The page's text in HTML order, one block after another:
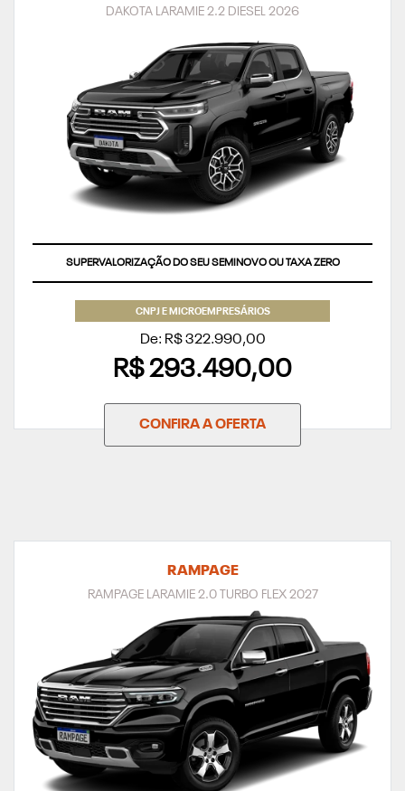
DAKOTA LARAMIE 2.2 DIESEL 2026
SUPERVALORIZAÇÃO DO SEU SEMINOVO OU TAXA ZERO
CNPJ E MICROEMPRESÁRIOS
De: R$ 322.990,00
R$ 293.490,00
CONFIRA A OFERTA
RAMPAGE
RAMPAGE LARAMIE 2.0 TURBO FLEX 2027